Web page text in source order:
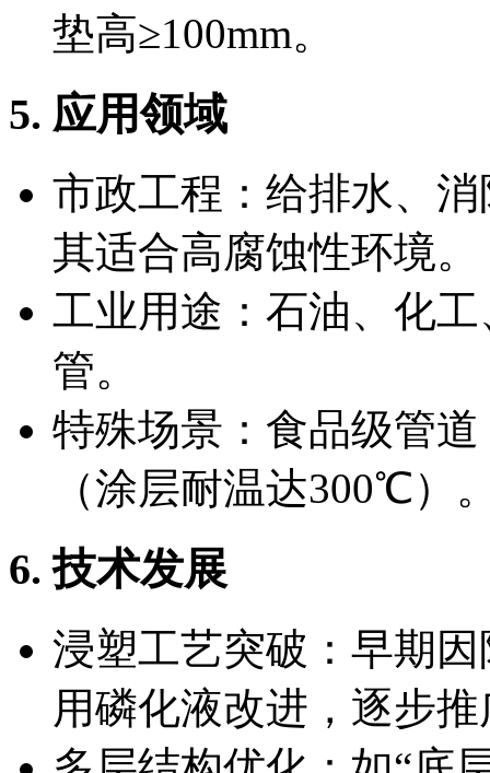
垫高≥100mm。
5. 应用领域
市政工程：给排水、
其适合高腐蚀性环境。
工业用途：石油、化
管。
特殊场景：食品级管
（涂层耐温达300℃）
6. 技术发展
浸塑工艺突破：早期
用磷化液改进，逐步